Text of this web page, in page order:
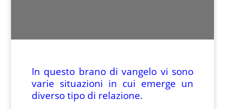
In questo brano di vangelo vi sono
varie situazioni in cui emerge un
diverso tipo di relazione.